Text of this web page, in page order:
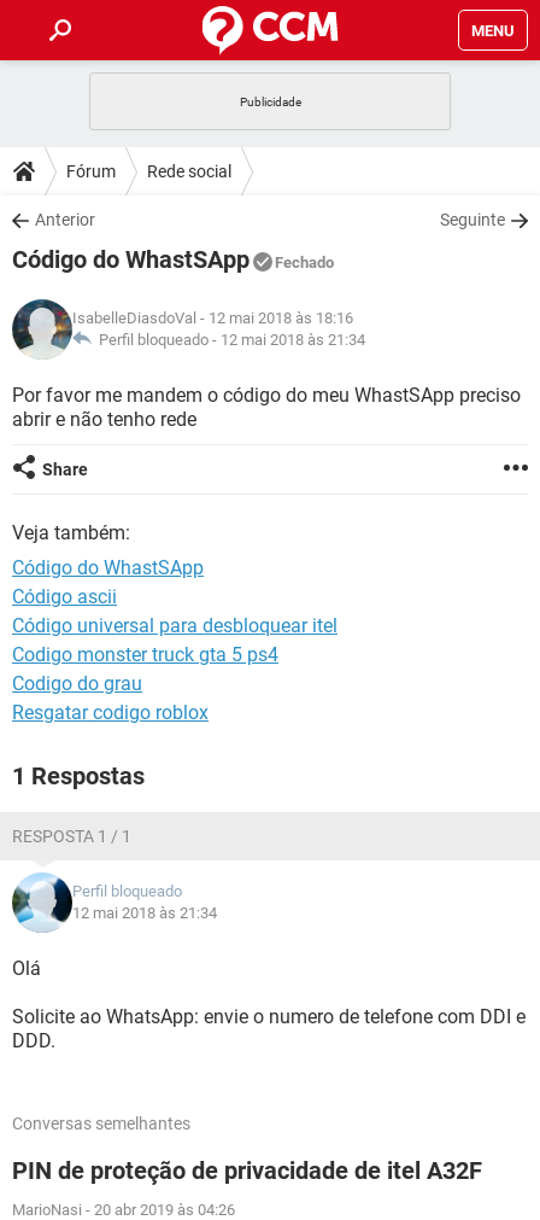
MENU
CELULAR
OUTLOOK
INSTAGRAM GMAIL
GUIA DE COMPRAS
DICAS
JOGOS
INSTAGRAM GMAIL
GUIA DE COMPRAS
DOWNLOADS
JOGOS WHATSAPP
CELULAR
OUTLOOK EXCEL
INSTAGRAM GMAIL
GUIA DE COMPRAS
FÓRUM
JOGOS WHATSAPP
CELULAR
OUTLOOK EXCEL
GLOSSÁRIO
JOGOS WHATSAPP
CELULAR
OUTLOOK
GUIA DE COMPRAS
Fórum Rede social
Anterior Seguinte
Código do WhastSApp Fechado
IsabelleDiasdoVal - 12 mai 2018 às 18:16
Perfil bloqueado - 12 mai 2018 às 21:34
Por favor me mandem o código do meu WhastSApp preciso
abrir e não tenho rede
Share
Veja também:
Código do WhastSApp
Código ascii
Código universal para desbloquear itel
Codigo monster truck gta 5 ps4
Codigo do grau
Resgatar codigo roblox
1 Respostas
RESPOSTA 1 / 1
Perfil bloqueado
12 mai 2018 às 21:34
Olá
Solicite ao WhatsApp: envie o numero de telefone com DDI e
DDD.
Conversas semelhantes
PIN de proteção de privacidade de itel A32F
MarioNasi - 20 abr 2019 às 04:26